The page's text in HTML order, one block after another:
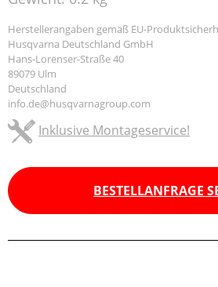
Herstellerangaben gemäß EU-
Husqvarna Deutschland GmbH
Hans-Lorenser-Straße 40
89079 Ulm
Deutschland
info.de@husqvarnagroup.com
Inklusive Montageservice!
BESTELLANFRAGE